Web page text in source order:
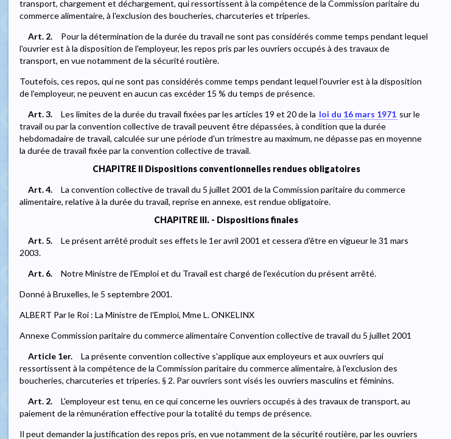
transport, chargement et déchargement, qui ressortissent à la compétence de la Commission paritaire du
commerce alimentaire, à l'exclusion des boucheries, charcuteries et triperies.
Art. 2.
Pour la détermination de la durée du travail ne sont pas considérés comme temps pendant lequel
l'ouvrier est à la disposition de l'employeur, les repos pris par les ouvriers occupés à des travaux de
transport, en vue notamment de la sécurité routière.
Toutefois, ces repos, qui ne sont pas considérés comme temps pendant lequel l'ouvrier est à la disposition
de l'employeur, ne peuvent en aucun cas excéder 15 % du temps de présence.
Art. 3.
Les limites de la durée du travail fixées par les articles 19 et 20 de la loi du 16 mars 1971 sur le
travail ou par la convention collective de travail peuvent être dépassées, à condition que la durée
hebdomadaire de travail, calculée sur une période d'un trimestre au maximum, ne dépasse pas en moyenne
la durée de travail fixée par la convention collective de travail.
CHAPITRE II Dispositions conventionnelles rendues obligatoires
Art. 4.
La convention collective de travail du 5 juillet 2001 de la Commission paritaire du commerce
alimentaire, relative à la durée du travail, reprise en annexe, est rendue obligatoire.
CHAPITRE III. - Dispositions finales
Art. 5.
Le présent arrêté produit ses effets le 1er avril 2001 et cessera d'être en vigueur le 31 mars
2003.
Art. 6.
Notre Ministre de l'Emploi et du Travail est chargé de l'exécution du présent arrêté.
Donné à Bruxelles, le 5 septembre 2001.
ALBERT Par le Roi : La Ministre de l'Emploi, Mme L. ONKELINX
Annexe Commission paritaire du commerce alimentaire Convention collective de travail du 5 juillet 2001
Article 1er.
La présente convention collective s'applique aux employeurs et aux ouvriers qui
ressortissent à la compétence de la Commission paritaire du commerce alimentaire, à l'exclusion des
boucheries, charcuteries et triperies. § 2. Par ouvriers sont visés les ouvriers masculins et féminins.
Art. 2.
L'employeur est tenu, en ce qui concerne les ouvriers occupés à des travaux de transport, au
paiement de la rémunération effective pour la totalité du temps de présence.
Il peut demander la justification des repos pris, en vue notamment de la sécurité routière, par les ouvriers